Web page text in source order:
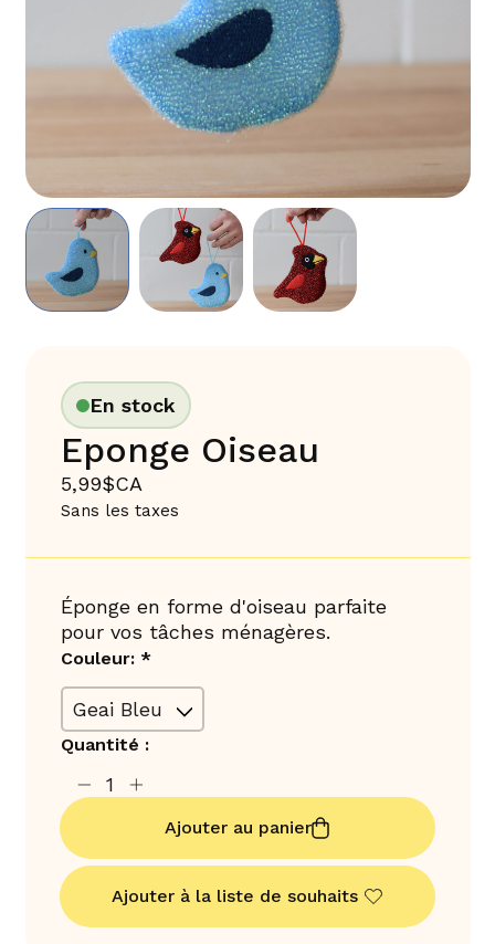
En stock
Eponge Oiseau
5,99$CA
Sans les taxes
Éponge en forme d'oiseau parfaite
pour vos tâches ménagères.
Couleur: *
Quantité :
Ajouter au panier
Ajouter à la liste de souhaits